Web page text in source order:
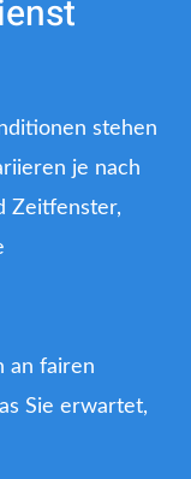
stehen
je nach
Zeitfenster,
an fairen
Sie erwartet,